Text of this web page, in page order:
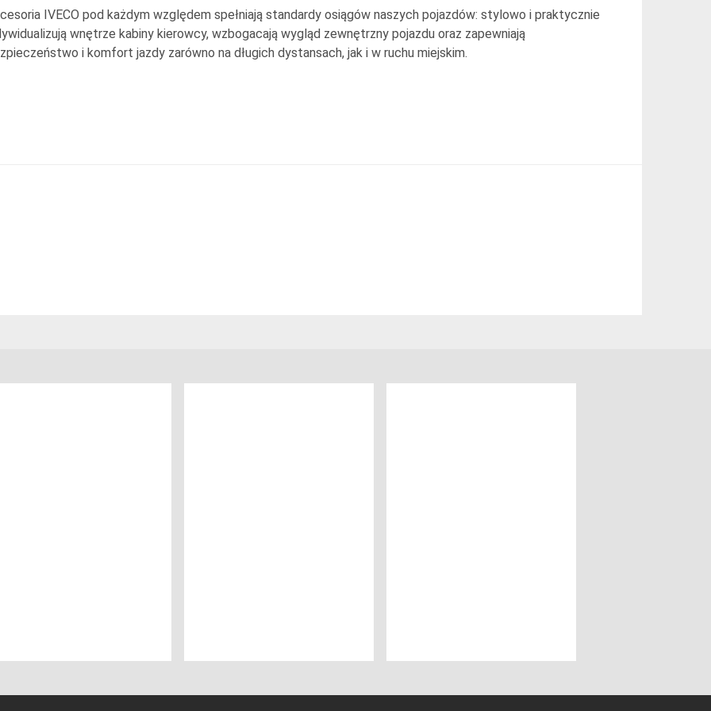
IVECO pod każdym względem spełniają standardy osiągów naszych pojazdów: stylowo i praktycznie
wnętrze kabiny kierowcy, wzbogacają wygląd zewnętrzny pojazdu oraz zapewniają
i komfort jazdy zarówno na długich dystansach, jak i w ruchu miejskim.